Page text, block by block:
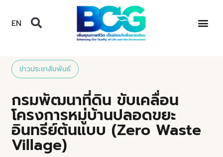
EN
ข่าวประชาสัมพันธ์
กรมพัฒนาที่ดิน ขับเคลื่อน
โครงการหมู่บ้านปลอดขยะ
อินทรีย์ต้นแบบ (Zero Waste
Village)